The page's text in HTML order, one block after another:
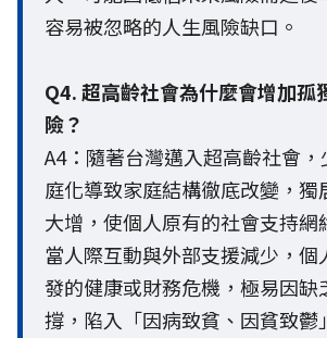
容易被忽略的人生風險缺口。
Q4. 超高齡社會為什麼會增加孤
險？
A4：隨著台灣邁入超高齡社會
庭化導致家庭結構徹底改變，獨
大增，使個人原有的社會支持網
當人際互動與外部支援減少，個
發的健康或財務危機，極易因缺
撐，陷入「因病致貧、因貧致鬱